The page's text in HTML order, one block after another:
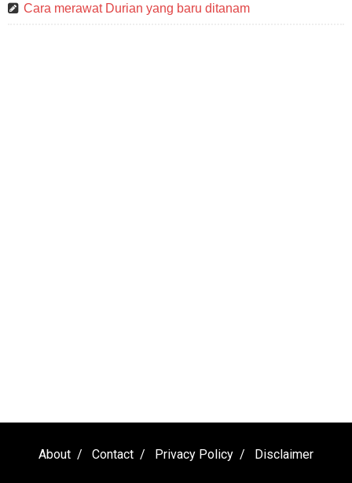
Cara merawat Durian yang baru ditanam
About Contact Privacy Policy Disclaimer